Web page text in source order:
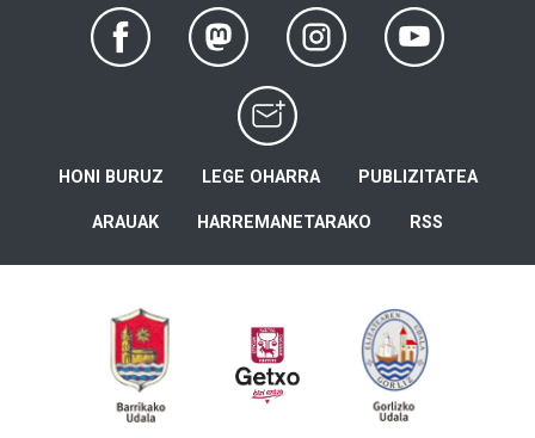
HONI BURUZ LEGE OHARRA PUBLIZITATEA
ARAUAK HARREMANETARAKO RSS